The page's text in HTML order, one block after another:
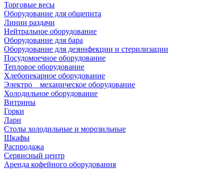
Торговые весы
Оборудование для общепита
Линии раздачи
Нейтральное оборудование
Оборудование для бара
Оборудование для дезинфекции и стерилизации
Посудомоечное оборудование
Тепловое оборудование
Хлебопекарное оборудование
Электро _ механическое оборудование
Холодильное оборудование
Витрины
Горки
Лари
Столы холодильные и морозильные
Шкафы
Распродажа
Сервисный центр
Аренда кофейного оборудования